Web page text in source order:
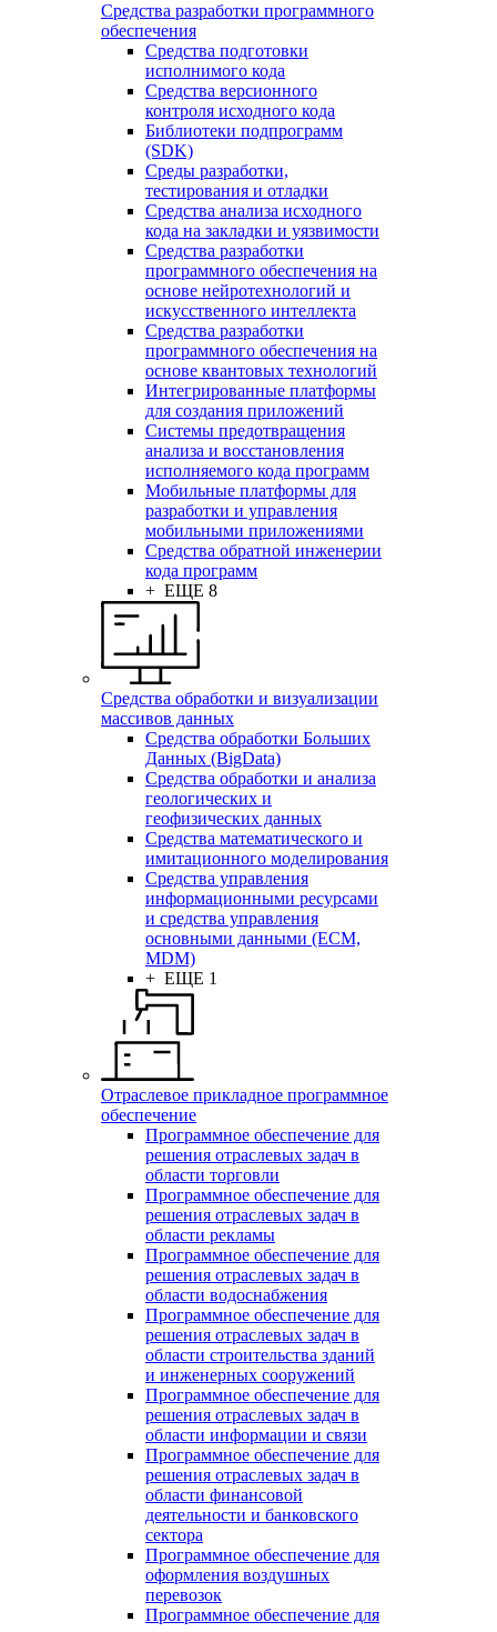
Средства разработки программного
обеспечения
Средства подготовки
исполнимого кода
Средства версионного
контроля исходного кода
Библиотеки подпрограмм
(SDK)
Среды разработки,
тестирования и отладки
Средства анализа исходного
кода на закладки и уязвимости
Средства разработки
программного обеспечения на
основе нейротехнологий и
искусственного интеллекта
Средства разработки
программного обеспечения на
основе квантовых технологий
Интегрированные платформы
для создания приложений
Системы предотвращения
анализа и восстановления
исполняемого кода программ
Мобильные платформы для
разработки и управления
мобильными приложениями
Средства обратной инженерии
кода программ
+ ЕЩЕ 8
Средства обработки и визуализации
массивов данных
Средства обработки Больших
Данных (BigData)
Средства обработки и анализа
геологических и
геофизических данных
Средства математического и
имитационного моделирования
Средства управления
информационными ресурсами
и средства управления
основными данными (ECM,
MDM)
+ ЕЩЕ 1
Отраслевое прикладное программное
обеспечение
Программное обеспечение для
решения отраслевых задач в
области торговли
Программное обеспечение для
решения отраслевых задач в
области рекламы
Программное обеспечение для
решения отраслевых задач в
области водоснабжения
Программное обеспечение для
решения отраслевых задач в
области строительства зданий
и инженерных сооружений
Программное обеспечение для
решения отраслевых задач в
области информации и связи
Программное обеспечение для
решения отраслевых задач в
области финансовой
деятельности и банковского
сектора
Программное обеспечение для
оформления воздушных
перевозок
Программное обеспечение для